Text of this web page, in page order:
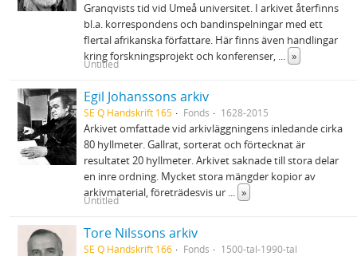
Granqvists tid vid Umeå universitet. I arkivet återfinns
bl.a. korrespondens och bandinspelningar med ett
flertal afrikanska författare. Här finns även handlingar
kring forskningsprojekt och konferenser, ... »
Untitled
Egil Johanssons arkiv
SE Q Handskrift 165 Fonds 1628-2015
Arkivet omfattade vid arkivläggningens inledande cirka
80 hyllmeter. Gallrat, sorterat och förtecknat är
resultatet 20 hyllmeter. Arkivet saknade till stora delar
en inre ordning. Mycket stora mängder kopior av
arkivmaterial, företrädesvis ur ... »
Untitled
Tore Nilssons arkiv
SE Q Handskrift 166 Fonds 1500-tal-1990-tal